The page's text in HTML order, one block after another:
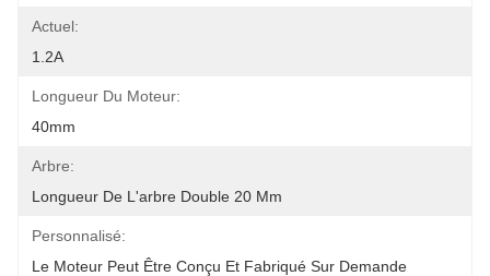
Actuel:
1.2A
Longueur Du Moteur:
40mm
Arbre:
Longueur De L'arbre Double 20 Mm
Personnalisé:
Le Moteur Peut Être Conçu Et Fabriqué Sur Demande